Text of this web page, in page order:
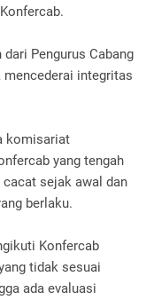
dari Pengurus Cabang
integritas
komisariat
yang tengah
sejak awal dan
berlaku.
Konfercab
tidak sesuai
ada evaluasi